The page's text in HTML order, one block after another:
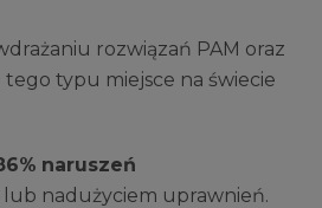
rozwiązań PAM oraz
typu miejsce na świecie
naruszeń
lub nadużyciem uprawnień.